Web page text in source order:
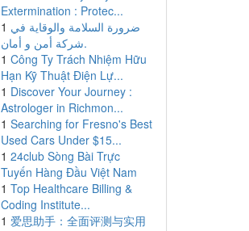
Extermination : Protec...
1 ضرورة السلامة والوقاية في
شركة أمن و أمان.
1 Công Ty Trách Nhiệm Hữu
Hạn Kỹ Thuật Điện Lự...
1 Discover Your Journey :
Astrologer in Richmon...
1 Searching for Fresno's Best
Used Cars Under $15...
1 24club Sòng Bài Trực
Tuyến Hàng Đầu Việt Nam
1 Top Healthcare Billing &
Coding Institute...
1 爱思助手：全面评测与实用